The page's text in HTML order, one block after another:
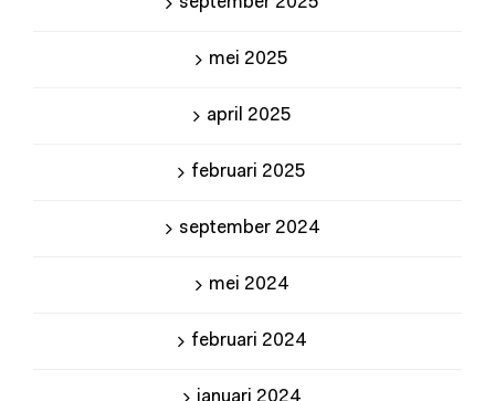
mei 2025
april 2025
februari 2025
september 2024
mei 2024
februari 2024
januari 2024